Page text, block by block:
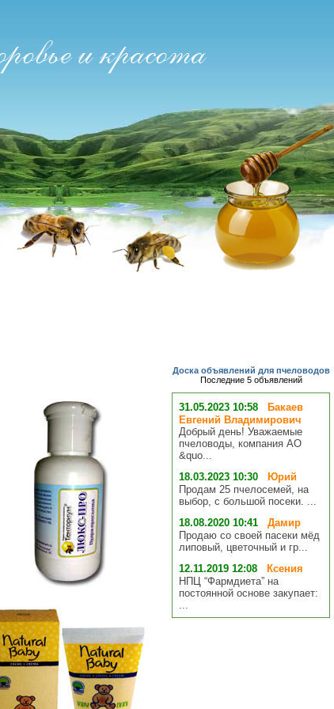
Доска объявлений для пчеловодов
Последние 5 объявлений
31.05.2023 10:58
Бакаев
Евгений Владимирович
Добрый день! Уважаемые
пчеловоды, компания АО
&quo...
18.03.2023 10:30
Юрий
Продам 25 пчелосемей, на
выбор, с большой посеки. ...
18.08.2020 10:41
Дамир
Продаю со своей пасеки мёд
липовый, цветочный и гр...
12.11.2019 12:08
Ксения
НПЦ “Фармдиета” на
постоянной основе закупает:
...